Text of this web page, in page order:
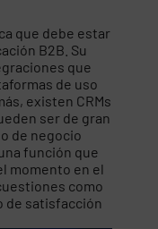
que debe estar
B2B. Su
que
de uso
existen CRMs
ser de gran
de negocio
función que
momento en el
como
de satisfacción